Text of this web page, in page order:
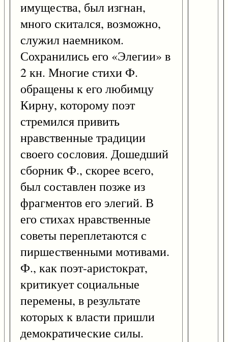
имущества, был изгнан,
много скитался, возможно,
служил наемником.
Сохранились его «Элегии» в
2 кн. Многие стихи Ф.
обращены к его любимцу
Кирну, которому поэт
стремился привить
нравственные традиции
своего сословия. Дошедший
сборник Ф., скорее всего,
был составлен позже из
фрагментов его элегий. В
его стихах нравственные
советы переплетаются с
пиршественными мотивами.
Ф., как поэт-аристократ,
критикует социальные
перемены, в результате
которых к власти пришли
демократические силы.